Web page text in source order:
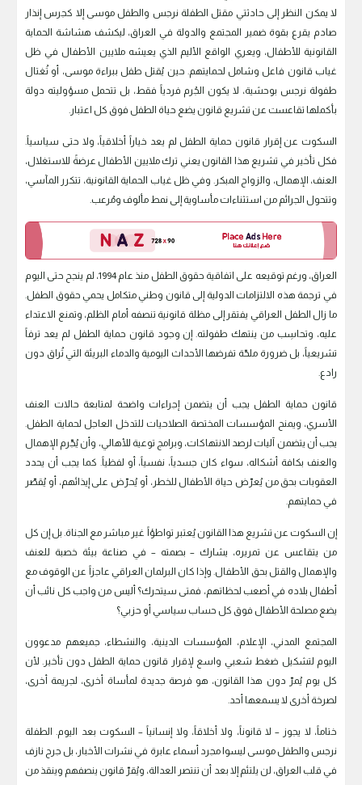
لا يمكن النظر إلى حادثتي مقتل الطفلة نرجس والطفل موسى إلا كجرس إنذار
صادم يقرع بقوة ضمير المجتمع والدولة في العراق، ليكشف هشاشة الحماية
القانونية للأطفال، ويعري الواقع الأليم الذي يعيشه ملايين الأطفال في ظل
غياب قانون فاعل وشامل لحمايتهم. حين يُقتل طفل ببراءة موسى، أو تُغتال
طفولة نرجس بوحشية، لا يكون الجُرم فردياً فقط، بل تتحمل مسؤوليته دولة
بأكملها تقاعست عن تشريع قانون يضع حياة الطفل فوق كل اعتبار.
السكوت عن إقرار قانون حماية الطفل لم يعد خياراً أخلاقياً، ولا حتى سياسياً.
فكل تأخير في تشريع هذا القانون يعني ترك ملايين الأطفال عرضةً للاستغلال،
العنف، الإهمال، والزواج المبكر. وفي ظل غياب الحماية القانونية، تتكرر المآسي،
وتتحول الجرائم من استثناءات مأساوية إلى نمط مألوف ومُرعب.
العراق، ورغم توقيعه على اتفاقية حقوق الطفل منذ عام 1994، لم ينجح حتى اليوم
في ترجمة هذه الالتزامات الدولية إلى قانون وطني متكامل يحمي حقوق الطفل.
ما زال الطفل العراقي يفتقر إلى مظلة قانونية تنصفه أمام الظلم، وتمنع الاعتداء
عليه، وتحاسِب من ينتهك طفولته. إن وجود قانون حماية الطفل لم يعد ترفاً
تشريعياً، بل ضرورة ملحّة تفرضها الأحداث اليومية والدماء البريئة التي تُراق دون
رادع.
قانون حماية الطفل يجب أن يتضمن إجراءات واضحة لمتابعة حالات العنف
الأسري، ويمنح المؤسسات المختصة الصلاحيات للتدخل العاجل لحماية الطفل.
يجب أن يتضمن آليات لرصد الانتهاكات، وبرامج توعية للأهالي، وأن يُجّرم الإهمال
والعنف بكافة أشكاله، سواء كان جسدياً، نفسياً، أو لفظياً. كما يجب أن يحدد
العقوبات بحق من يُعرّض حياة الأطفال للخطر، أو يُحرّض على إيذائهم، أو يُقصّر
في حمايتهم.
إن السكوت عن تشريع هذا القانون يُعتبر تواطؤاً غير مباشر مع الجناة. بل إن كل
من يتقاعس عن تمريره، يشارك – بصمته – في صناعة بيئة خصبة للعنف
والإهمال والقتل بحق الأطفال. وإذا كان البرلمان العراقي عاجزاً عن الوقوف مع
أطفال بلاده في أصعب لحظاتهم، فمتى سيتحرك؟ أليس من واجب كل نائب أن
يضع مصلحة الأطفال فوق كل حساب سياسي أو حزبي؟
المجتمع المدني، الإعلام، المؤسسات الدينية، والنشطاء، جميعهم مدعوون
اليوم لتشكيل ضغط شعبي واسع لإقرار قانون حماية الطفل دون تأخير. لأن
كل يوم يُمرّ دون هذا القانون، هو فرصة جديدة لمأساة أخرى، لجريمة أخرى،
لصرخة أخرى لا يسمعها أحد.
ختاماً، لا يجوز – لا قانوناً، ولا أخلاقاً، ولا إنسانياً – السكوت بعد اليوم. الطفلة
نرجس والطفل موسى ليسوا مجرد أسماء عابرة في نشرات الأخبار، بل جرح نازف
في قلب العراق، لن يلتئم إلا بعد أن تنتصر العدالة، ويُقرّ قانون ينصفهم وينقذ من